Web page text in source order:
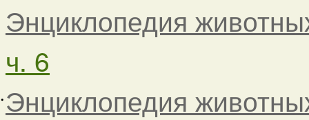
•
Энциклопедия
ч. 6
Энциклопедия